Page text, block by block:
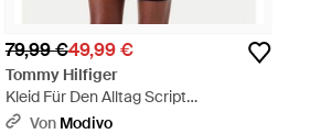
79,99 €49,99 €
Tommy Hilfiger
Kleid Für Den Alltag Script
Dw0Dw21186 Slim Fit - Schwarz
Von Modivo